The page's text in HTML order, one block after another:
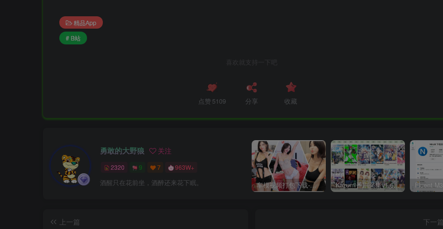
精品App
# B站
喜欢就支持一下吧
点赞 5109 分享 收藏
勇敢的大野狼 关注
2320 9 7 963W+
酒醒只在花前坐，酒醉还来花下眠。 车模视频打包下载-高清无水印版 Kazumi番剧采集v1.6.9：支持自定义规则+在线观看+弹幕，跨平台下载
上一篇
下一篇